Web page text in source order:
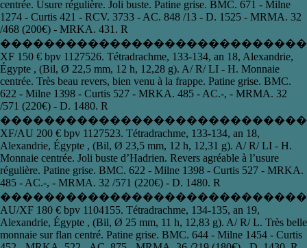
centrée. Usure régulière. Joli buste. Patine grise. BMC. 671 - Milne
1274 - Curtis 421 - RCV. 3733 - AC. 848 /13 - D. 1525 - MRMA. 32
/468 (200€) - MRKA. 431. R
XF 150 € bpv 1127526. Tétradrachme , 133-134 , an 18 , Alexandrie,
Égypte , (Bil, Ø 22,5 mm, 12 h, 12,28 g). A/ R/ LI - H. Monnaie
centrée. Très beau revers, bien venu à la frappe. Patine grise. BMC.
622 - Milne 1398 - Curtis 527 - MRKA. 485 - AC.-, - MRMA. 32
/571 (220€) - D. 1480. R
XF/AU 200 € bpv 1127523. Tétradrachme , 133-134 , an 18 ,
Alexandrie, Égypte , (Bil, Ø 23,5 mm, 12 h, 12,31 g). A/ R/ LI - H.
Monnaie centrée. Joli buste d’Hadrien. Revers agréable à l’usure
régulière. Patine grise. BMC. 622 - Milne 1398 - Curtis 527 - MRKA.
485 - AC.-, - MRMA. 32 /571 (220€) - D. 1480. R
AU/XF 180 € bpv 1104155. Tétradrachme , 134-135 , an 19 ,
Alexandrie, Égypte , (Bil, Ø 25 mm, 11 h, 12,83 g). A/ R/ L. Très belle
monnaie sur flan centré. Patine grise. BMC. 644 - Milne 1454 - Curtis